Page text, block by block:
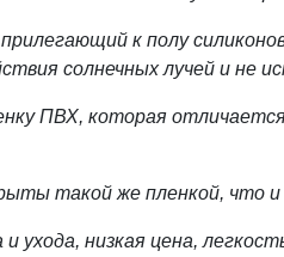
к полу
солнечных лучей и не
ПВХ, которая
такой же пленкой, что
низкая цена,